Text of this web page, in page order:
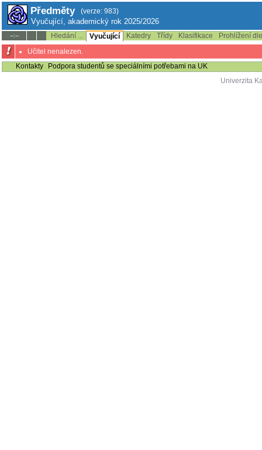
Předměty (verze: 983)
Vyučující, akademický rok 2025/2026
--:-- Hledání ... Vyučující Katedry Třídy Klasifikace
Prohlížení
Učitel nenalezen.
Kontakty
Podpora studentů se speciálními potřebami na UK
Univerzita